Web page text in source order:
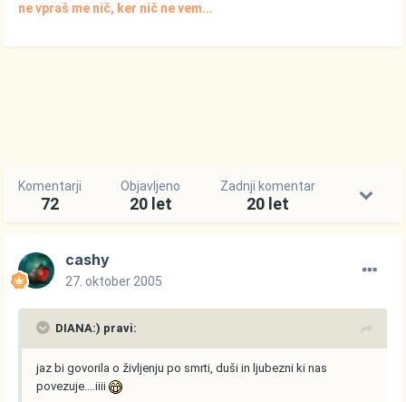
ne vpraš me nič, ker nič ne vem...
Komentarji
72
Objavljeno
20 let
Zadnji komentar
20 let
cashy
27. oktober 2005
DIANA:) pravi:
jaz bi govorila o življenju po smrti, duši in ljubezni ki nas
povezuje....iiii